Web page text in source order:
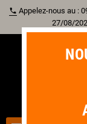
phone Appelez-nous au :
27/08/